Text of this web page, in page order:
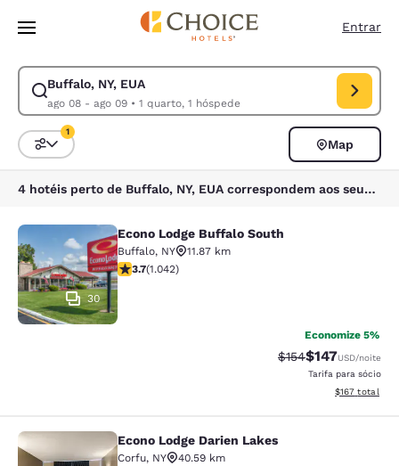
Pular Para Conteúdo Principal
Entrar
Buffalo, NY, EUA
ago 08 - ago 09• 1 quarto, 1 hóspede
Modificar pesquisa para Buffalo, NY, EUA. Data de check-in ago 08,
Classificar e filtrar
1
Map
4 hotéis perto de Buffalo, NY, EUA correspondem aos seus filtros
Econo Lodge Buffalo South
30
Econo Lodge Buffalo South
Buffalo, NY
11.87 km
classificação 3.66 estrelas. Bom. 1042 avaliações
3.7(1.042)
Economize 5%
Tarifa anterior
$154Tarifa com
$147USD/noite
Tarifa para sócio
Exibir
$167 total
Econo Lodge Darien Lakes
Econo Lodge Darien Lakes
Corfu, NY
40.59 km